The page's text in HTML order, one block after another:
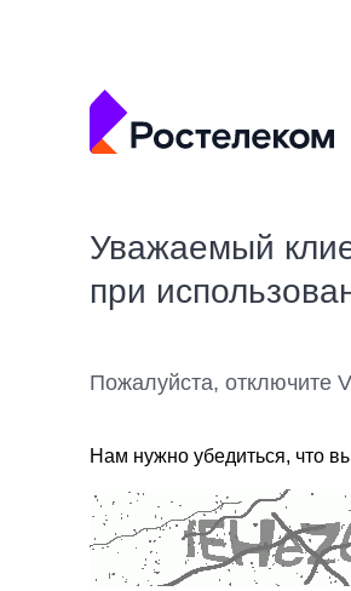
Уважаемый
при
Пожалуйста, отключите
Нам нужно убедиться, что